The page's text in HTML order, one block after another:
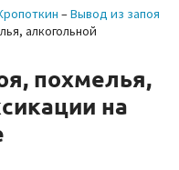
–Вывод из запоя
алкогольной
похмелья,
на